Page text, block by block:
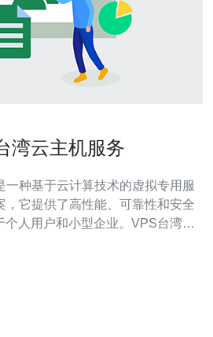
湾云主机服务
一种基于云计算技术的虚拟专用服
，它提供了高性能、可靠性和安全
个人用户和小型企业。VPS台湾云
务。 选择VPS台湾云主